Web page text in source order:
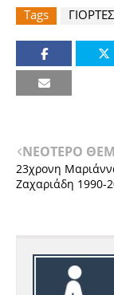
Tags ΓΙΟΡΤΕΣ
ΝΕΟΤΕΡΟ
23χρονη
Ζαχαριάδη 1990-